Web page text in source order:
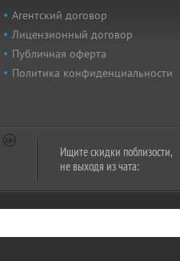
Агентский договор
Лицензионный договор
Публичная оферта
Политика конфиденциальности
Ищите скидки поблизости,
не выходя из чата: